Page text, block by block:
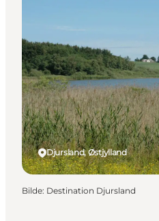
Djursland, Østjylland
Bilde: Destination Djursland